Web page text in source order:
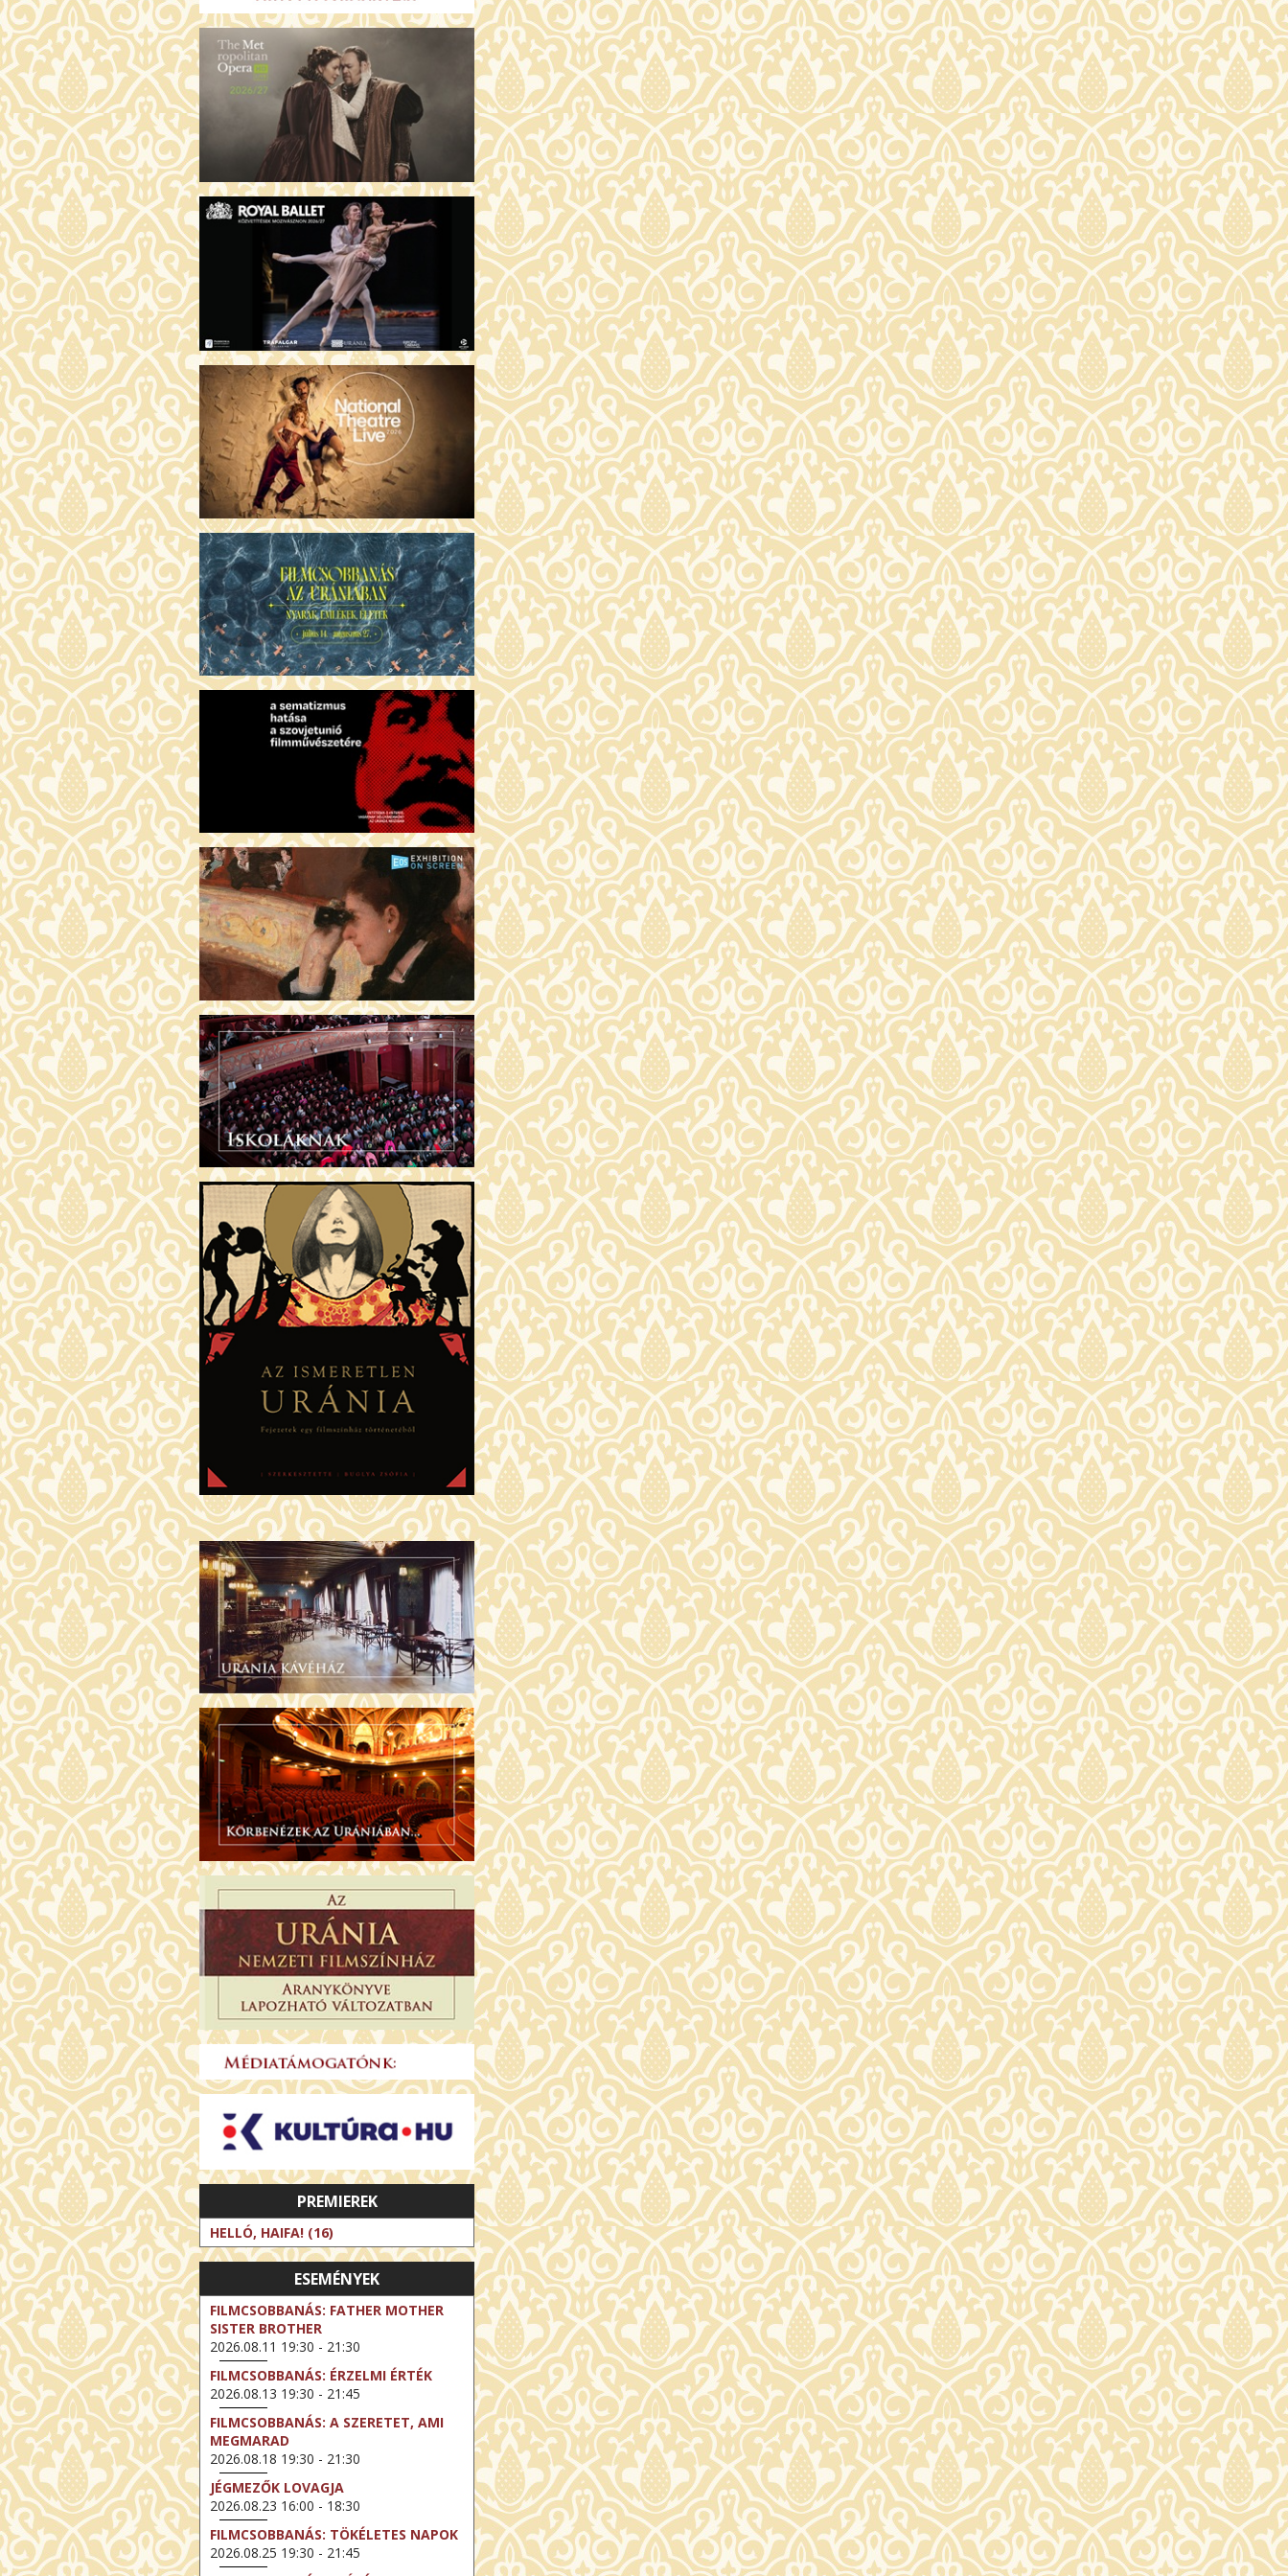
PREMIEREK
HELLÓ, HAIFA! (16)
ESEMÉNYEK
FILMCSOBBANÁS: FATHER MOTHER
SISTER BROTHER
2026.08.11 19:30 - 21:30
FILMCSOBBANÁS: ÉRZELMI ÉRTÉK
2026.08.13 19:30 - 21:45
FILMCSOBBANÁS: A SZERETET, AMI
MEGMARAD
2026.08.18 19:30 - 21:30
JÉGMEZŐK LOVAGJA
2026.08.23 16:00 - 18:30
FILMCSOBBANÁS: TÖKÉLETES NAPOK
2026.08.25 19:30 - 21:45